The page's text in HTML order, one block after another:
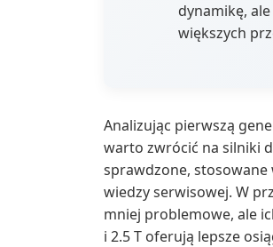
dynamikę,
większych
Analizując pierwszą
warto zwrócić na silniki
sprawdzone, stosowane
wiedzy serwisowej. W
mniej problemowe, ale
i 2.5 T oferują lepsze